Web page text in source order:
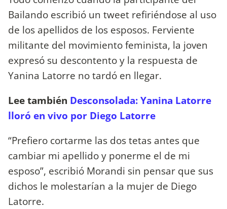
Bailando escribió un tweet refiriéndose al uso
de los apellidos de los esposos. Ferviente
militante del movimiento feminista, la joven
expresó su descontento y la respuesta de
Yanina Latorre no tardó en llegar.
Lee también Desconsolada: Yanina Latorre
lloró en vivo por Diego Latorre
“Prefiero cortarme las dos tetas antes que
cambiar mi apellido y ponerme el de mi
esposo”, escribió Morandi sin pensar que sus
dichos le molestarían a la mujer de Diego
Latorre.